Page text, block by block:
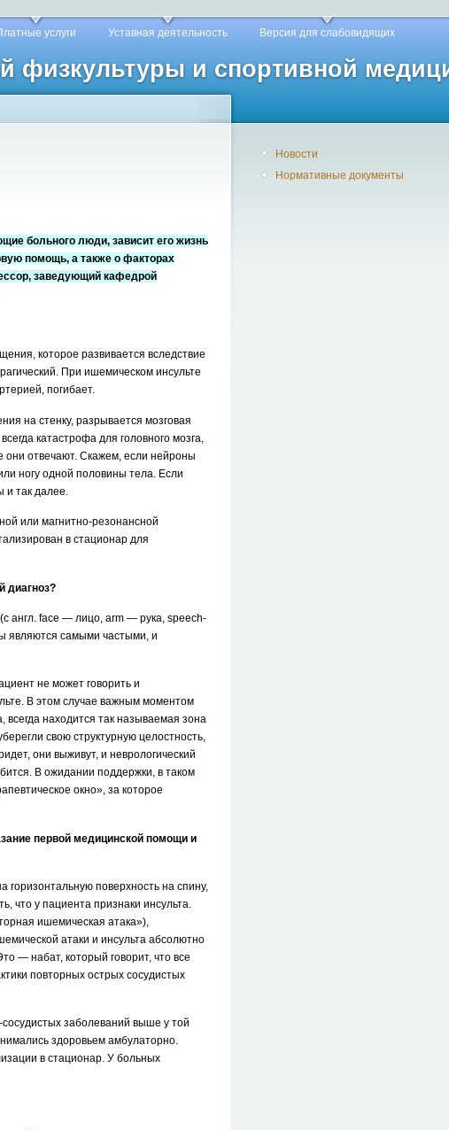
физкультуры и спортивной
услуги Уставная деятельность Версия для слабовидящих
больного люди, зависит его жизнь
помощь, а также о факторах
заведующий кафедрой
которое развивается вследствие
При ишемическом инсульте
погибает.
на стенку, разрывается мозговая
катастрофа для головного мозга,
они отвечают. Скажем, если нейроны
ногу одной половины тела. Если
так далее.
или магнитно-резонансной
в стационар для
диагноз?
англ. face — лицо, arm — рука, speech-
являются самыми частыми, и
не может говорить и
В этом случае важным моментом
всегда находится так называемая зона
свою структурную целостность,
они выживут, и неврологический
В ожидании поддержки, в таком
окно», за которое
первой медицинской помощи и
поверхность на спину,
что у пациента признаки инсульта.
ишемическая атака»),
атаки и инсульта абсолютно
— набат, который говорит, что все
повторных острых сосудистых
заболеваний выше у той
здоровьем амбулаторно.
в стационар. У больных
Новости
Нормативные документы